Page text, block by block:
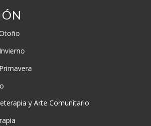
y Arte Comunitario